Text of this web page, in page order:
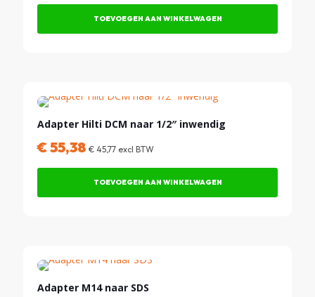
TOEVOEGEN AAN WINKELWAGEN
Adapter Hilti DCM naar 1/2″ inwendig
€55,38 € 45,77 excl BTW
TOEVOEGEN AAN WINKELWAGEN
Adapter M14 naar SDS